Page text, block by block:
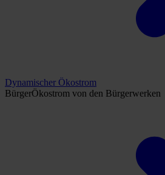
Dynamischer Ökostrom
BürgerÖkostrom von den Bürgerwerken